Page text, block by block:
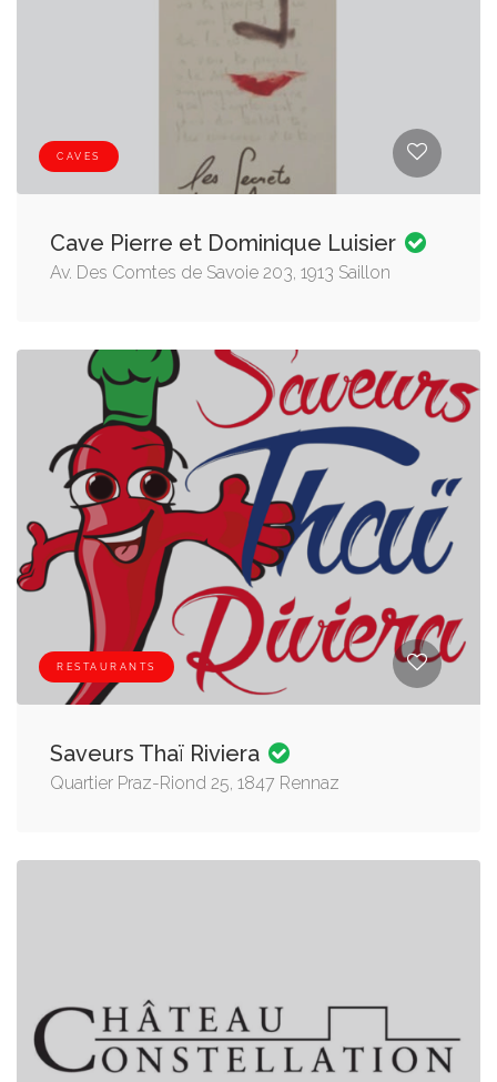
CAVES
Cave Pierre et Dominique Luisier
Av. Des Comtes de Savoie 203, 1913 Saillon
RESTAURANTS
Saveurs Thaï Riviera
Quartier Praz-Riond 25, 1847 Rennaz